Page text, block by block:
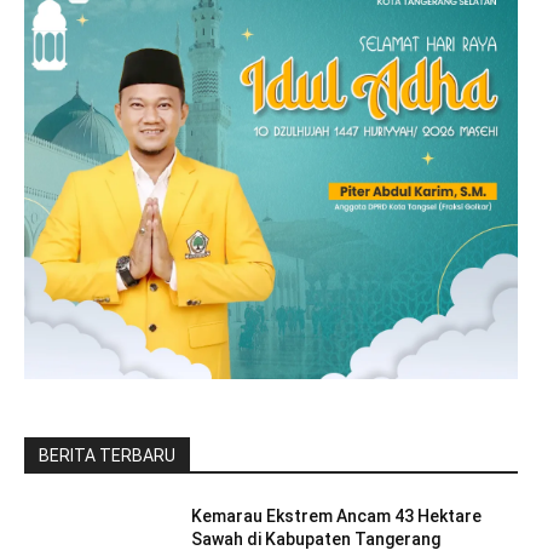
BERITA TERBARU
Kemarau Ekstrem Ancam 43 Hektare
Sawah di Kabupaten Tangerang